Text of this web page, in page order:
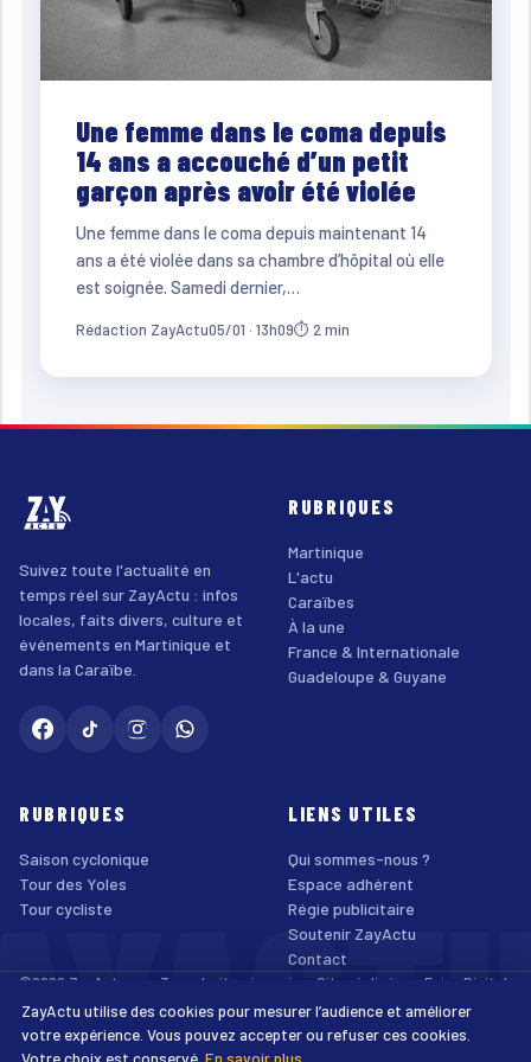
Une femme dans le coma depuis
14 ans a accouché d’un petit
garçon après avoir été violée
Une femme dans le coma depuis maintenant 14
ans a été violée dans sa chambre d’hôpital où elle
est soignée. Samedi dernier,…
Rédaction ZayActu05/01 · 13h09⏱ 2 min
Suivez toute l'actualité en
temps réel sur ZayActu : infos
locales, faits divers, culture et
événements en Martinique et
dans la Caraïbe.
RUBRIQUES
Martinique
L'actu
Caraïbes
À la une
France & Internationale
Guadeloupe & Guyane
RUBRIQUES
Saison cyclonique
Tour des Yoles
Tour cycliste
LIENS UTILES
Qui sommes-nous ?
Espace adhérent
Régie publicitaire
Soutenir ZayActu
Contact
©2026 ZayActu.org. Tous droits réservés. · Site réalisé par Enjoy Digital
Agency
Mentions légales
Confidentialité Cookies Accessibilité
ZayActu utilise des cookies pour mesurer l’audience et améliorer
votre expérience. Vous pouvez accepter ou refuser ces cookies.
Votre choix est conservé. En savoir plus